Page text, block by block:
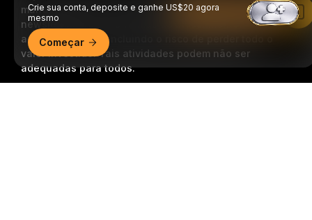
mundo cripto: inscreva-se agora na nossa
newsletter.
acarretam riscos, incluindo o risco de perder todo o
valor investido. Tais atividades podem não ser
adequadas para todos.
Crie sua conta, deposite e ganhe US$20 agora
mesmo
Começar
Leia no app da Bybit